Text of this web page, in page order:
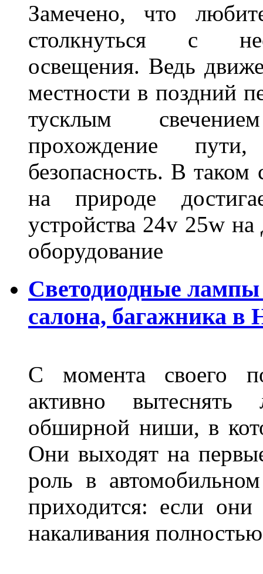
Замечено, что
столкнуться с
освещения. Ведь
местности в поздний
тусклым
прохождение
безопасность. В
на природе
устройства 24v 25w
оборудование
Светодиодные лампы
салона, багажника в
С момента своего
активно
обширной ниши, в
Они выходят на
роль в
приходится: если
накаливания